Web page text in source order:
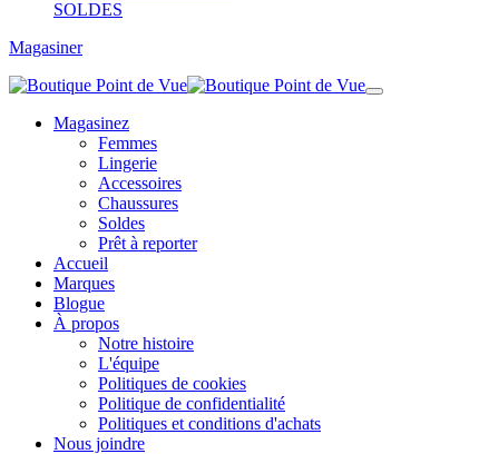
SOLDES
Magasiner
Magasinez
Femmes
Lingerie
Accessoires
Chaussures
Soldes
Prêt à reporter
Accueil
Marques
Blogue
À propos
Notre histoire
L'équipe
Politiques de cookies
Politique de confidentialité
Politiques et conditions d'achats
Nous joindre